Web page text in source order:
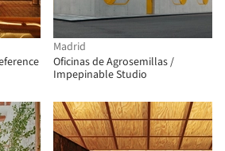
Madrid
Oficinas de Agrosemillas /
Impepinable Studio